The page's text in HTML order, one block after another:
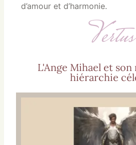
d’amour et d’harmonie.
Vertus
L'Ange Mihael et son
hiérarchie